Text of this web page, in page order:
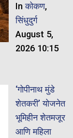
Inकोकण,
सिंधुदुर्ग
August 5,
2026 10:15
‘गोपीनाथ मुंडे
शेतकरी’ योजनेत
भूमिहीन शेतमजूर
आणि महिला